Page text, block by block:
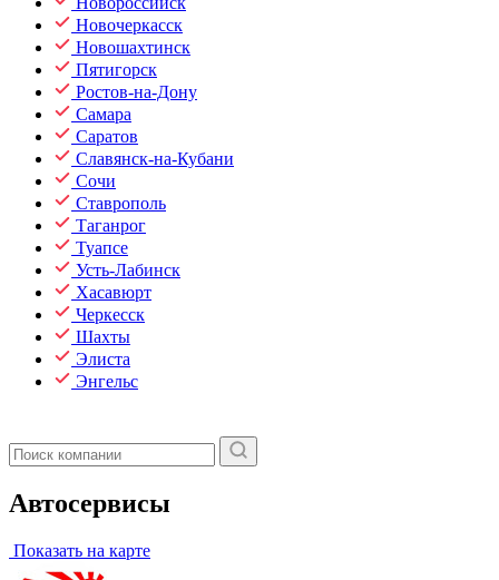
Новочеркасск
Новошахтинск
Пятигорск
Ростов-на-Дону
Самара
Саратов
Славянск-на-Кубани
Сочи
Ставрополь
Таганрог
Туапсе
Усть-Лабинск
Хасавюрт
Черкесск
Шахты
Элиста
Энгельс
Автосервисы
Показать на карте